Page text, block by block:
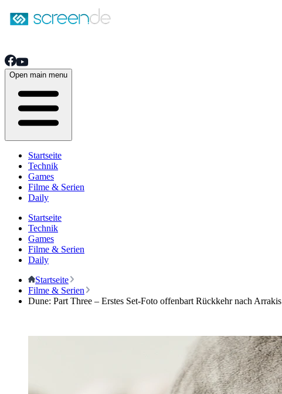
Open main menu
Startseite
Technik
Games
Filme & Serien
Daily
Startseite
Technik
Games
Filme & Serien
Daily
Startseite
Filme & Serien
Dune: Part Three – Erstes Set-Foto offenbart Rückkehr nach Arrakis